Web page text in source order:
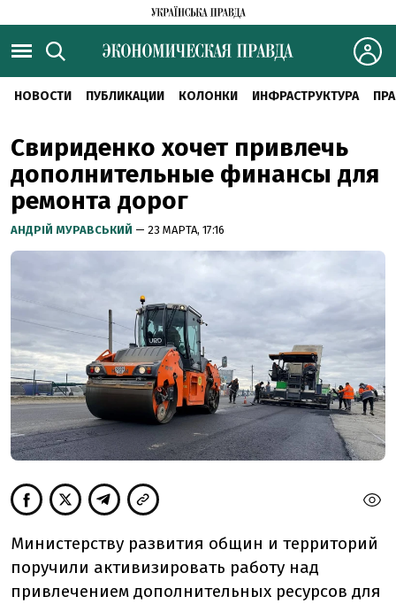
НОВОСТИ ПУБЛИКАЦИИ КОЛОНКИ ИНФРАСТРУКТУРА
Свириденко хочет привлечь
дополнительные финансы для
ремонта дорог
АНДРІЙ МУРАВСЬКИЙ — 23 МАРТА, 17:16
Министерству развития общин и территорий
поручили активизировать работу над
привлечением дополнительных ресурсов для